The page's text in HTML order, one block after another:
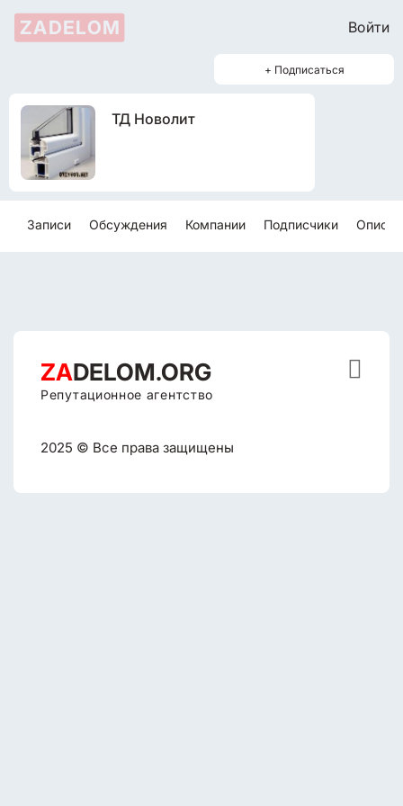
ZADELOM Войти
+ Подписаться
ТД Новолит
Записи Обсуждения Компании Подписчики
ZADELOM.ORG
Репутационное агентство
2025 © Все права защищены
